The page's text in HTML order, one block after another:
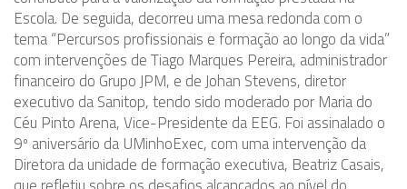
Escola. De seguida, decorreu uma mesa redonda com o
tema “Percursos profissionais e formação ao longo da vida”
com intervenções de Tiago Marques Pereira, administrador
financeiro do Grupo JPM, e de Johan Stevens, diretor
executivo da Sanitop, tendo sido moderado por Maria do
Céu Pinto Arena, Vice-Presidente da EEG. Foi assinalado o
9º aniversário da UMinhoExec, com uma intervenção da
Diretora da unidade de formação executiva, Beatriz Casais,